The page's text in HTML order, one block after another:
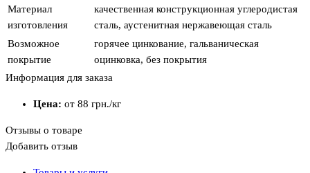
Материал
изготовления
качественная конструкционная углеродистая
сталь, аустенитная нержавеющая сталь
Возможное
покрытие
горячее цинкование, гальваническая
оцинковка, без покрытия
Информация для заказа
Цена: от 88 грн./кг
Отзывы о товаре
Добавить отзыв